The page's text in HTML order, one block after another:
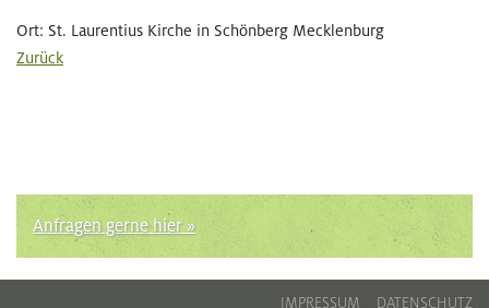
Ort: St. Laurentius Kirche in Schönberg Mecklenburg
Zurück
Anfragen gerne hier »
IMPRESSUM DATENSCHUTZ